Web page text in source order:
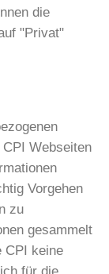
die
"Privat"
Webseiten
Vorgehen
zu
gesammelt
CPI keine